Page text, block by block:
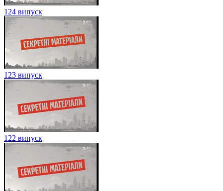
124 випуск
123 випуск
122 випуск